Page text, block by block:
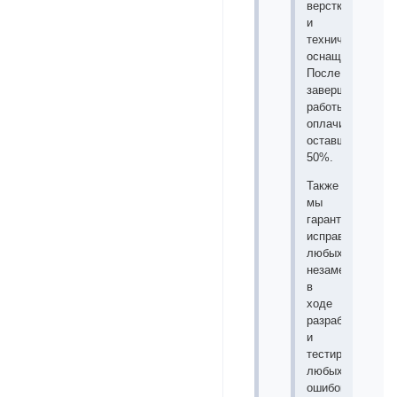
верстке
и
техническому
оснащению.
После
завершения
работы
оплачиваются
оставшиеся
50%.
Также
мы
гарантируем
исправление
любых
незамеченных
в
ходе
разработки
и
тестирования
любых
ошибок